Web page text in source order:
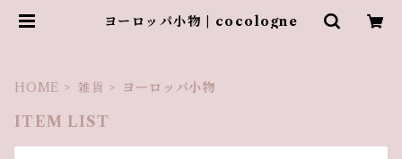
ヨーロッパ小物 | cocologne
HOME 雑貨 ヨーロッパ小物
ITEM LIST